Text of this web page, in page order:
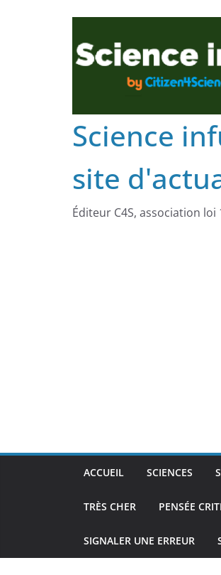
Science
site
Éditeur C4S, association loi
ACCUEIL SCIENCES
TRÈS CHER PENSÉE
SIGNALER UNE ERREUR